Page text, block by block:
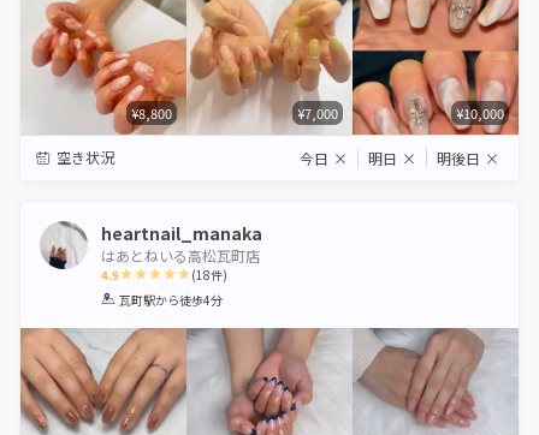
¥8,800 ¥7,000 ¥10,000
空き状況 今日 × 明日 × 明後日 ×
heartnail_manaka
はあとねいる高松瓦町店
4.9
1 2 3 4 5
(18件)
瓦町駅から徒歩4分